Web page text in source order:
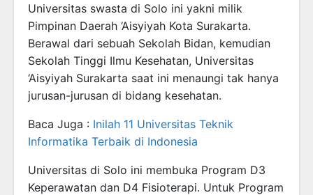
Universitas swasta di Solo ini yakni milik
Pimpinan Daerah ‘Aisyiyah Kota Surakarta.
Berawal dari sebuah Sekolah Bidan, kemudian
Sekolah Tinggi Ilmu Kesehatan, Universitas
‘Aisyiyah Surakarta saat ini menaungi tak hanya
jurusan-jurusan di bidang kesehatan.
Baca Juga : Inilah 11 Universitas Teknik
Informatika Terbaik di Indonesia
Universitas di Solo ini membuka Program D3
Keperawatan dan D4 Fisioterapi. Untuk Program